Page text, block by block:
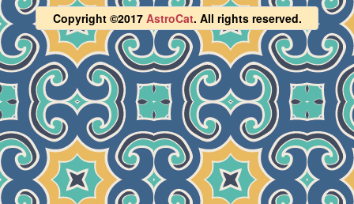
Copyright ©2017 AstroCat. All rights reserved.